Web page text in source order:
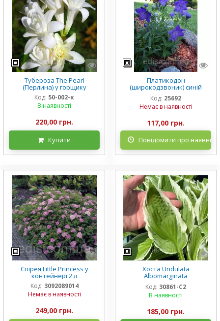
Тубероза The Pearl
(Перлина) у горщику
Код: 50-002-к
В наявності
220,00 грн.
Купити
Платикодон
(широкодзвоник) синій
низькорослий Mariesii у
горщику
Код: 25692
Немає в наявності
117,00 грн.
Повідомити про
Спірея Little Princess у
контейнері 2 л
Код: 3092089014
Немає в наявності
249,00 грн.
Хоста Undulata
Albomarginata
(Альбомарджината)
контейнер 2 л, 3/+ розетки
Код: 30861-С2
В наявності
185,00 грн.